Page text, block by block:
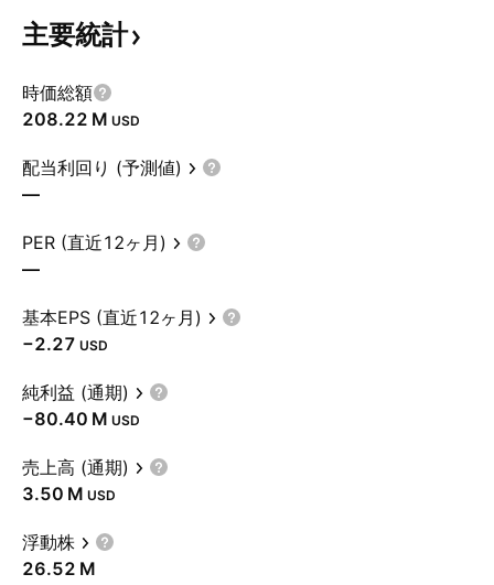
主要統計
時価総額
‪208.22 M‬ USD
配当利回り (予測値)
—
PER (直近12ヶ月)
—
基本EPS (直近12ヶ月)
−2.27 USD
純利益 (通期)
‪−80.40 M‬ USD
売上高 (通期)
‪3.50 M‬ USD
浮動株
‪26.52 M‬